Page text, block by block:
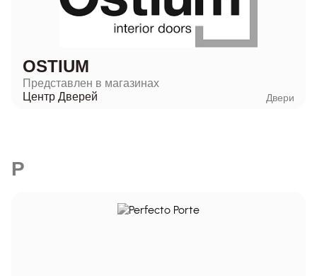
OSTIUM
Представлен в магазинах
Центр Дверей
Двери
P